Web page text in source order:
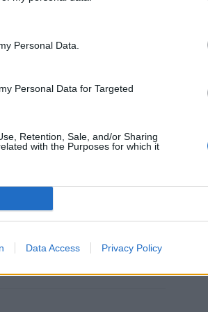
Personal Data.
Personal Data for Targeted
Retention, Sale, and/or Sharing
with the Purposes for which it
Data Access Privacy Policy
FOR USA-
YOUR
21, 2022